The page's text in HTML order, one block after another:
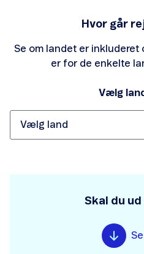
Hvor går
Se om landet er inkluderet
er for de enkelte
Vælg
Skal du